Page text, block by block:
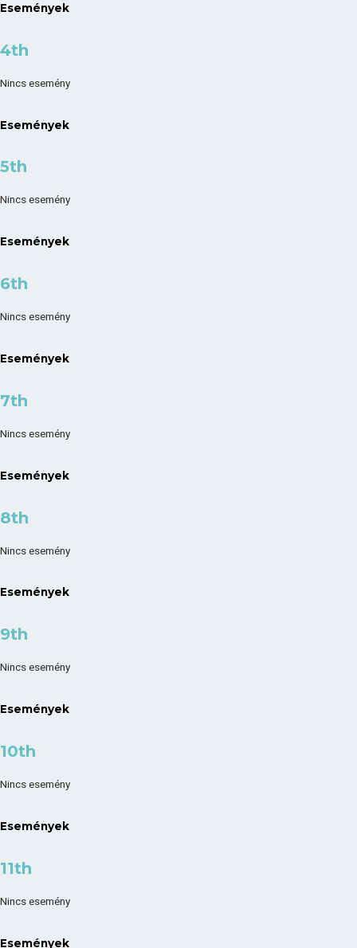
Események
4th
Nincs esemény
Események
5th
Nincs esemény
Események
6th
Nincs esemény
Események
7th
Nincs esemény
Események
8th
Nincs esemény
Események
9th
Nincs esemény
Események
10th
Nincs esemény
Események
11th
Nincs esemény
Események